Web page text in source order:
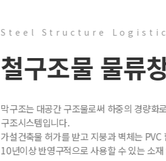
Steel Structure
철구조물 물류
막구조는 대공간 구조물로써 하중의 경량화
구조시스템입니다.
가설건축물 허가를 받고 지붕과 벽체는
10년이상 반영구적으로 사용할 수 있는 소